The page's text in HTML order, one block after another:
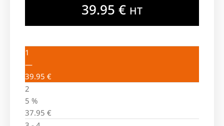
39.95 € HT
1
—
39.95 €
2
5 %
37.95 €